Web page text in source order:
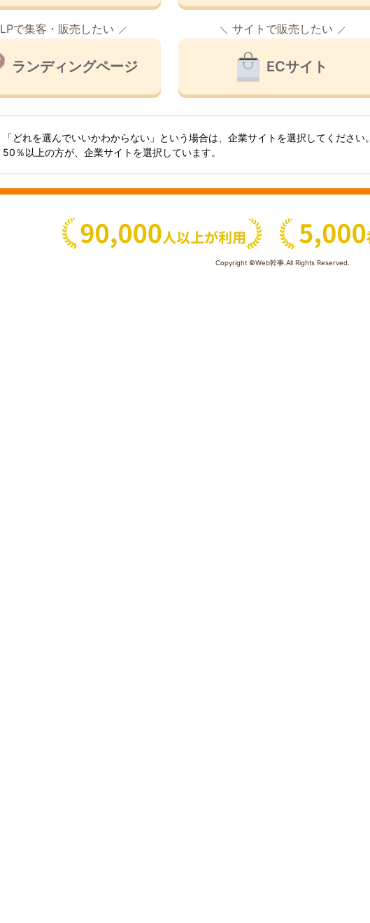
LPで集客・販売したい
ランディングページ
サイトで販売したい
ECサイト
「どれを選んでいいかわからない」という場合は、企業サイトを選択してください。
50％以上の方が、企業サイトを選択しています。
Copyright ©Web幹事.All Rights Reserved.